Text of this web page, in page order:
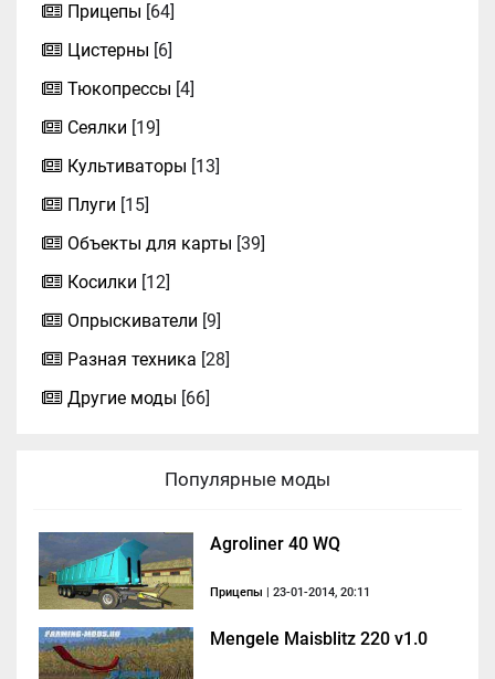
Прицепы [64]
Цистерны [6]
Тюкопрессы [4]
Сеялки [19]
Культиваторы [13]
Плуги [15]
Объекты для карты [39]
Косилки [12]
Опрыскиватели [9]
Разная техника [28]
Другие моды [66]
Популярные моды
Agroliner 40 WQ
Прицепы | 23-01-2014, 20:11
Mengele Maisblitz 220 v1.0